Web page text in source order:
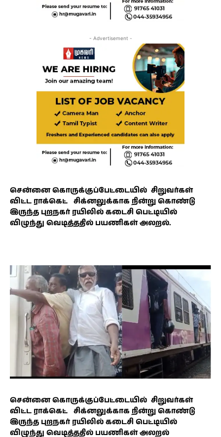
- Advertisement -
சென்னை கொருக்குப்பேட்டையில் சிறுவர்கள்
விட்ட ராக்கெட் சிக்னலுக்காக நின்று கொண்டு
இருந்த புறநகர் ரயிலில் கடைசி பெட்டியில்
விழுந்து வெடித்ததில் பயணிகள் அலறல்.
சென்னை கொருக்குப்பேட்டையில் சிறுவர்கள்
விட்ட ராக்கெட் சிக்னலுக்காக நின்று கொண்டு
இருந்த புறநகர் ரயிலில் கடைசி பெட்டியில்
விழுந்து வெடித்ததில் பயணிகள் அலறல்